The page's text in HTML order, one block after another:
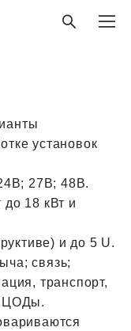
установок
27В; 48В.
18 кВт и
и до 5 U.
связь;
транспорт,
ЦОДы.